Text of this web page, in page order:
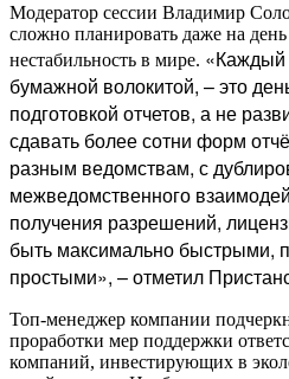
Модератор сессии Владимир
сложно планировать даже на
нестабильность в мире. «Каждый
бумажной волокитой, – это
подготовкой отчетов, а не
сдавать более сотни форм
разным ведомствам, с
межведомственного
получения разрешений,
быть максимально быстрыми,
простыми», – отметил
Топ-менеджер компании
проработки мер поддержки
компаний, инвестирующих в